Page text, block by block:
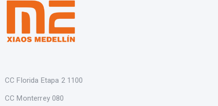
CC Florida Etapa 2 1100
CC Monterrey 080